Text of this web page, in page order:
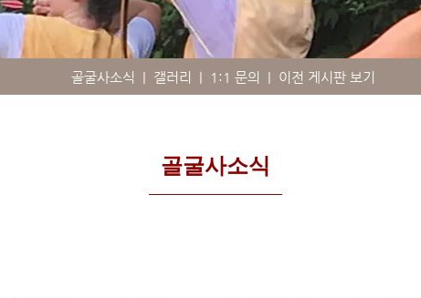
골굴사소식 | 갤러리 | 1:1 문의 | 이전 게시판 보기
​골굴사소식